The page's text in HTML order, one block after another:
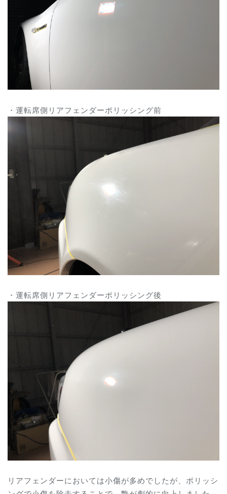
・運転席側リアフェンダーポリッシング前
・運転席側リアフェンダーポリッシング後
リアフェンダーにおいては小傷が多めでしたが、ポリッシ